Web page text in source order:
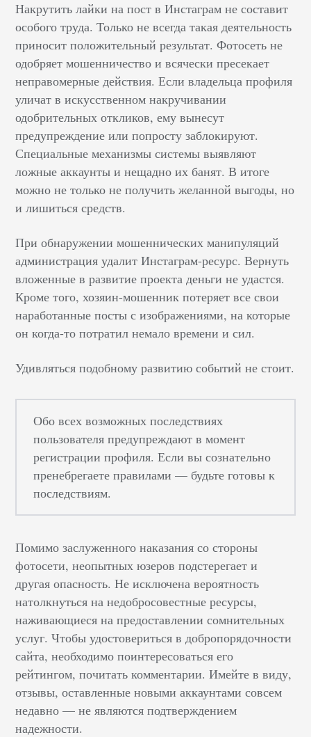
Накрутить лайки на пост в Инстаграм не составит
особого труда. Только не всегда такая деятельность
приносит положительный результат. Фотосеть не
одобряет мошенничество и всячески пресекает
неправомерные действия. Если владельца профиля
уличат в искусственном накручивании
одобрительных откликов, ему вынесут
предупреждение или попросту заблокируют.
Специальные механизмы системы выявляют
ложные аккаунты и нещадно их банят. В итоге
можно не только не получить желанной выгоды, но
и лишиться средств.
При обнаружении мошеннических манипуляций
администрация удалит Инстаграм-ресурс. Вернуть
вложенные в развитие проекта деньги не удастся.
Кроме того, хозяин-мошенник потеряет все свои
наработанные посты с изображениями, на которые
он когда-то потратил немало времени и сил.
Удивляться подобному развитию событий не стоит.
Обо всех возможных последствиях
пользователя предупреждают в момент
регистрации профиля. Если вы сознательно
пренебрегаете правилами — будьте готовы к
последствиям.
Помимо заслуженного наказания со стороны
фотосети, неопытных юзеров подстерегает и
другая опасность. Не исключена вероятность
натолкнуться на недобросовестные ресурсы,
наживающиеся на предоставлении сомнительных
услуг. Чтобы удостовериться в добропорядочности
сайта, необходимо поинтересоваться его
рейтингом, почитать комментарии. Имейте в виду,
отзывы, оставленные новыми аккаунтами совсем
недавно — не являются подтверждением
надежности.